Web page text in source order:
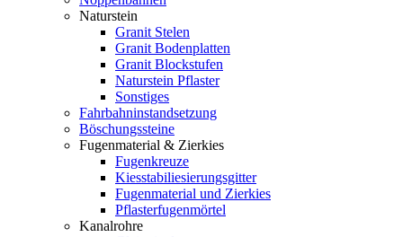
Naturstein
Granit Stelen
Granit Bodenplatten
Granit Blockstufen
Naturstein Pflaster
Sonstiges
Fahrbahninstandsetzung
Böschungssteine
Fugenmaterial & Zierkies
Fugenkreuze
Kiesstabiliesierungsgitter
Fugenmaterial und Zierkies
Pflasterfugenmörtel
Kanalrohre